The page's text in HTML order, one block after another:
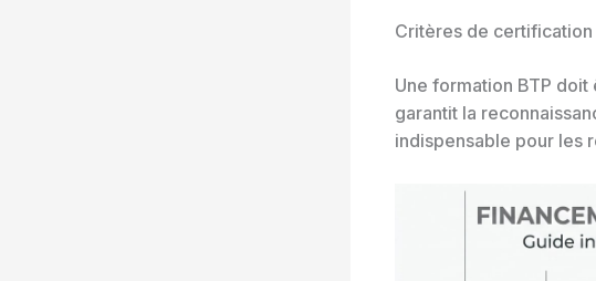
Critères de
Une formation BTP doit
garantit la
indispensable pour les